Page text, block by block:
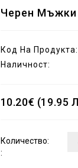
Черен Мъжки
Код На Продукта:
Наличност:
10.20€ (19.95
Количество:
: